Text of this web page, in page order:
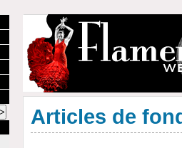
Articles de